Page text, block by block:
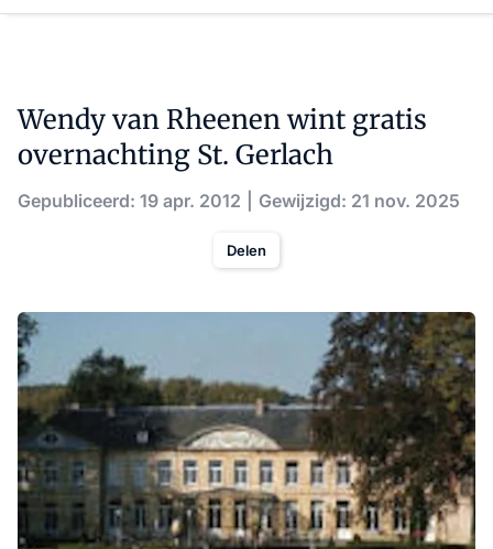
Wendy van Rheenen wint gratis
overnachting St. Gerlach
Gepubliceerd: 19 apr. 2012 Gewijzigd: 21 nov. 2025
Delen